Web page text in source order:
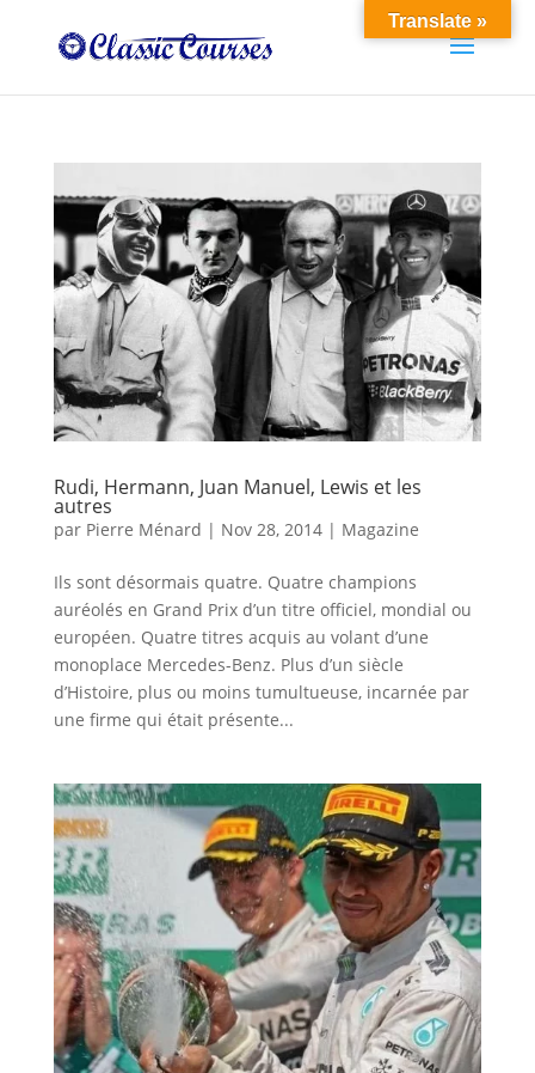
Rudi, Hermann, Juan Manuel, Lewis et les
autres
par Pierre Ménard | Nov 28, 2014| Magazine
Ils sont désormais quatre. Quatre champions
auréolés en Grand Prix d’un titre officiel, mondial ou
européen. Quatre titres acquis au volant d’une
monoplace Mercedes-Benz. Plus d’un siècle
d’Histoire, plus ou moins tumultueuse, incarnée par
une firme qui était présente...
Translate »